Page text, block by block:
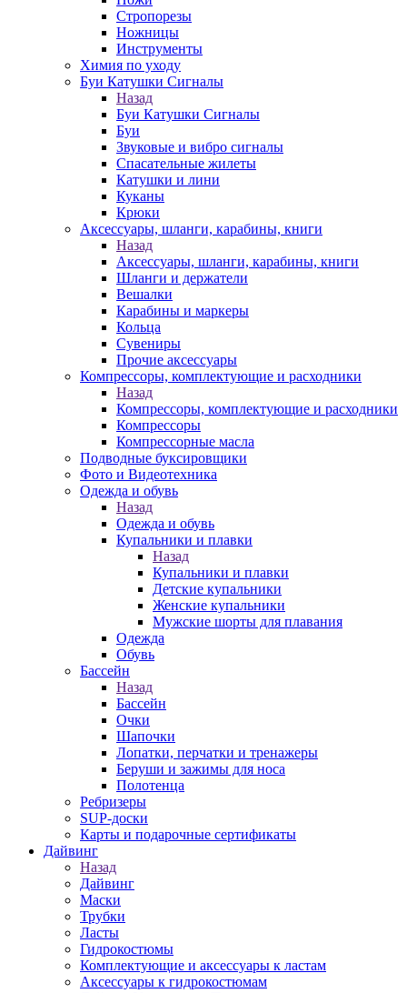
Стропорезы
Ножницы
Инструменты
Химия по уходу
Буи Катушки Сигналы
Назад
Буи Катушки Сигналы
Буи
Звуковые и вибро сигналы
Спасательные жилеты
Катушки и лини
Куканы
Крюки
Аксессуары, шланги, карабины, книги
Назад
Аксессуары, шланги, карабины, книги
Шланги и держатели
Вешалки
Карабины и маркеры
Кольца
Сувениры
Прочие аксессуары
Компрессоры, комплектующие и расходники
Назад
Компрессоры, комплектующие и расходники
Компрессоры
Компрессорные масла
Подводные буксировщики
Фото и Видеотехника
Одежда и обувь
Назад
Одежда и обувь
Купальники и плавки
Назад
Купальники и плавки
Детские купальники
Женские купальники
Мужские шорты для плавания
Одежда
Обувь
Бассейн
Назад
Бассейн
Очки
Шапочки
Лопатки, перчатки и тренажеры
Беруши и зажимы для носа
Полотенца
Ребризеры
SUP-доски
Карты и подарочные сертификаты
Дайвинг
Назад
Дайвинг
Маски
Трубки
Ласты
Гидрокостюмы
Комплектующие и аксессуары к ластам
Аксессуары к гидрокостюмам